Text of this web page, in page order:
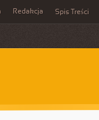
Redakcja Spis Treści